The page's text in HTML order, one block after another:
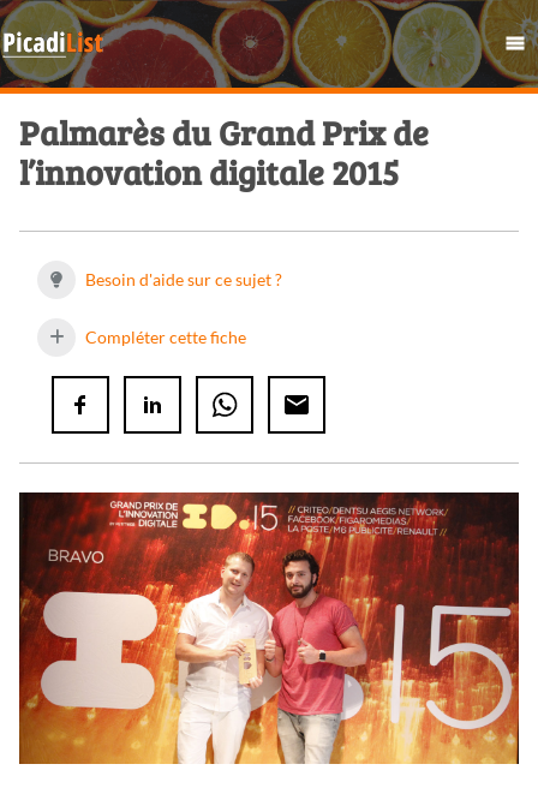
Palmarès du Grand Prix de
l’innovation digitale 2015
Besoin d'aide sur ce sujet ?
Compléter cette fiche